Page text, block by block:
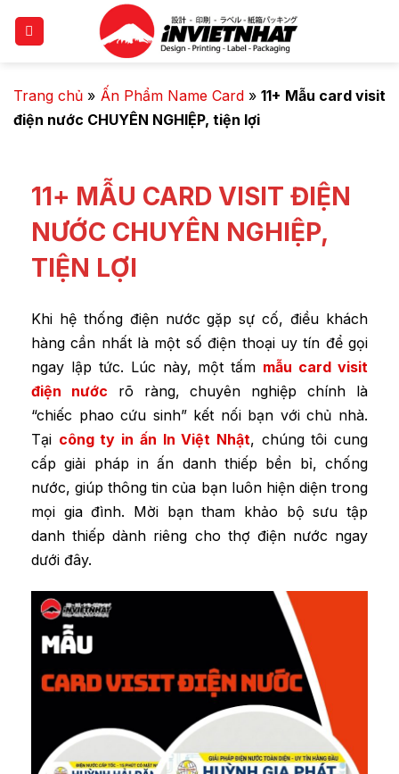
Trang chủ » Ấn Phẩm Name Card »11+ Mẫu card visit
điện nước CHUYÊN NGHIỆP, tiện lợi
11+ MẪU CARD VISIT ĐIỆN
NƯỚC CHUYÊN NGHIỆP,
TIỆN LỢI
Khi hệ thống điện nước gặp sự cố, điều khách
hàng cần nhất là một số điện thoại uy tín để gọi
ngay lập tức. Lúc này, một tấm mẫu card visit
điện nước rõ ràng, chuyên nghiệp chính là
“chiếc phao cứu sinh” kết nối bạn với chủ nhà.
Tại công ty in ấn In Việt Nhật, chúng tôi cung
cấp giải pháp in ấn danh thiếp bền bỉ, chống
nước, giúp thông tin của bạn luôn hiện diện trong
mọi gia đình. Mời bạn tham khảo bộ sưu tập
danh thiếp dành riêng cho thợ điện nước ngay
dưới đây.